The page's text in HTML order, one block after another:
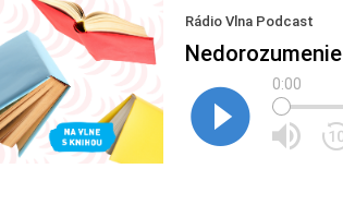
Rádio Vlna Podcast
Nedorozumenie
0:00